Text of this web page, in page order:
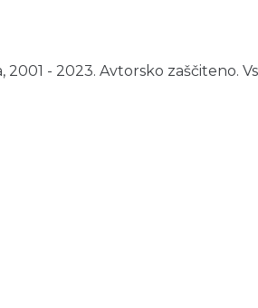
- 2023. Avtorsko zaščiteno.